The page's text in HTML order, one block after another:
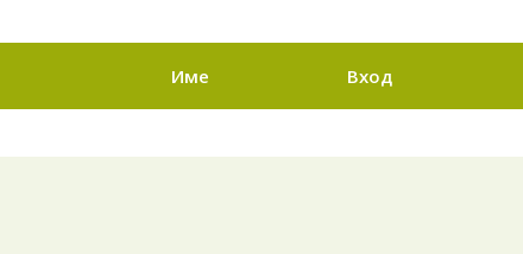
Име Вход